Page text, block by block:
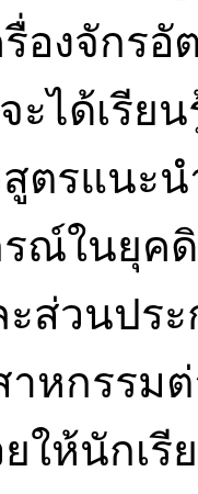
รื่องจักร
ได้เรีย
ตรแนะ
รณ์ในยุค
ะส่วนปร
หกรรม
ให้นักเ